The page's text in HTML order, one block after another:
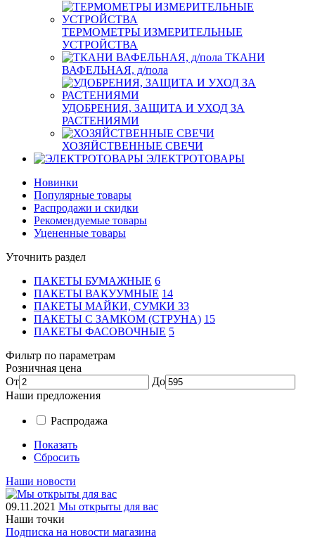
ТЕРМОМЕТРЫ ИЗМЕРИТЕЛЬНЫЕ
УСТРОЙСТВА
ТКАНИ
ВАФЕЛЬНАЯ, д/пола
УДОБРЕНИЯ, ЗАЩИТА И УХОД ЗА
РАСТЕНИЯМИ
ХОЗЯЙСТВЕННЫЕ СВЕЧИ
ЭЛЕКТРОТОВАРЫ
Новинки
Популярные товары
Распродажи и скидки
Рекомендуемые товары
Уцененные товары
Уточнить раздел
ПАКЕТЫ БУМАЖНЫЕ 6
ПАКЕТЫ ВАКУУМНЫЕ 14
ПАКЕТЫ МАЙКИ, СУМКИ 33
ПАКЕТЫ С ЗАМКОМ (СТРУНА) 15
ПАКЕТЫ ФАСОВОЧНЫЕ 5
Фильтр по параметрам
Розничная цена
От
До
Наши предложения
Распродажа
Показать
Сбросить
Наши новости
09.11.2021 Мы открыты для вас
Наши точки
Подписка на новости магазина